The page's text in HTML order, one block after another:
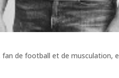
de football et de